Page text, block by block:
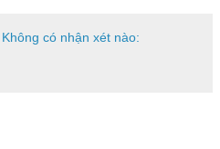
Không có nhận xét nào: